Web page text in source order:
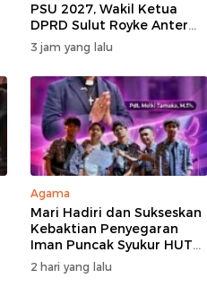
PSU 2027, Wakil Ketua
DPRD Sulut Royke Anter
Minta Perkimtan Turun
Lapangan
3 jam yang lalu
Agama
Mari Hadiri dan Sukseskan
Kebaktian Penyegaran
Iman Puncak Syukur HUT
Ke-62 PKB GMIM AOKD
2 hari yang lalu